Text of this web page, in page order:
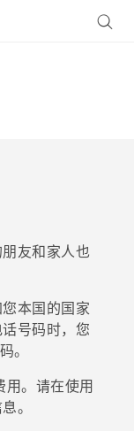
友和家人也
本国的国家
号码时，您
。
用。请在使用
。